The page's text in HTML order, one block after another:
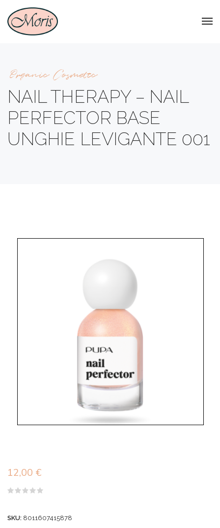
Organic Cosmetic
NAIL THERAPY – NAIL
PERFECTOR BASE
UNGHIE LEVIGANTE 001
12,00 €
5
SKU: 8011607415878